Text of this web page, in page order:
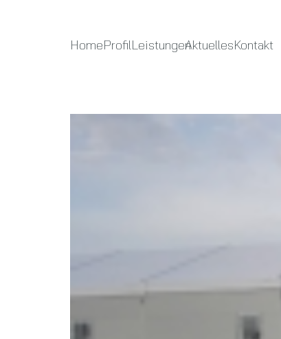
HomeProfilLeistungenAktuellesKontakt